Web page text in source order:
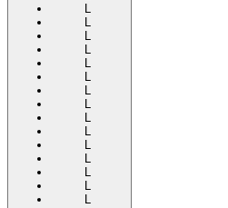
L
L
L
L
L
L
L
L
L
L
L
L
L
L
L